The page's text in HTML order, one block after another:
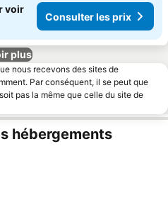
voir
Consulter les prix
plus
nous recevons des sites de
Par conséquent, il se peut que
pas la même que celle du site de
hébergements